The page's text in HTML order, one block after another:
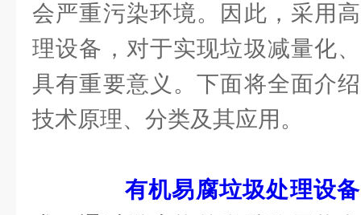
会严重污染环境。因此，采用
理设备，对于实现垃圾减量化
具有重要意义。下面将全面介
技术原理、分类及其应用。
有机易腐垃圾处理设备